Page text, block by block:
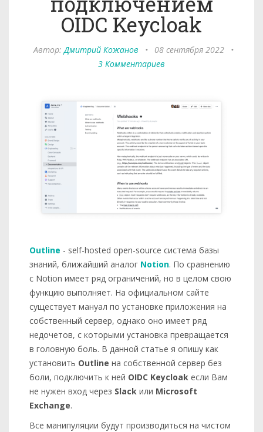
OIDC Keycloak
Автор:Дмитрий Кожанов • 08 сентября 2022
•
3 Комментариев
Outline - self-hosted open-source система базы
знаний, ближайший аналог Notion. По сравнению
с Notion имеет ряд ограничений, но в целом свою
функцию выполняет. На официальном сайте
существует мануал по установке приложения на
собственный сервер, однако оно имеет ряд
недочетов, с которыми установка превращается
в головную боль. В данной статье я опишу как
установить Outline на собственной сервер без
боли, подключить к ней OIDC Keycloak если Вам
не нужен вход через Slack или Microsoft
Exchange.
Все манипуляции будут производиться на чистом